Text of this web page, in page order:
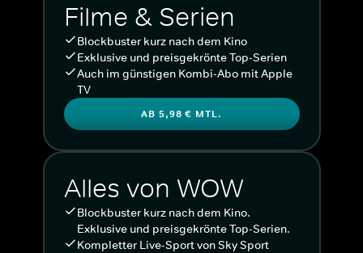
Filme & Serien
Blockbuster kurz nach dem Kino
Exklusive und preisgekrönte Top-Serien
Auch im günstigen Kombi-Abo mit Apple
TV
AB 5,98 € MTL.
Alles von WOW
Blockbuster kurz nach dem Kino.
Exklusive und preisgekrönte Top-Serien.
Kompletter Live-Sport von Sky Sport